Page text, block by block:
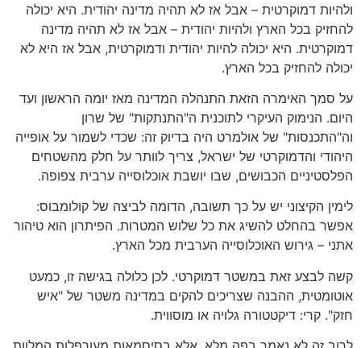
ולהיות דמוקרטית – אבל אז לא תהיה מדינה יהודית. היא יכולה
להחזיק בכל הארץ ולהיות יהודית – אבל אז לא תהיה מדינה
דמוקרטית. היא יכולה להיות יהודית ודמוקרטית, אבל אז היא לא
יכולה להחזיק בכל הארץ.
על סמך האימרה הזאת התנהלה המדינה מאז יומה הראשון ועד
היום. הנימוק העיקרי לתוכנית ה"התנתקות" של שרון
וה"התכנסות" של אולמרט היה בדיוק זה: שכדי לשמור על אופייה
היהודי והדמוקרטי של ישראל, צריך לוותר על חלק מהשטחים
הפלסטיניים הכבושים, שבו יושבת אוכלוסייה ערבית צפופה.
לימין הקיצוני יש על כך תשובה, הדומה לביצה של קולומבוס:
אפשר בהחלט להשיג את כל שלוש המטרות. הפיתרון הוא טיהור
אתני – גירוש האוכלוסייה הערבית מכל הארץ.
קשה לבצע זאת במשטר דמוקרטי. לכן כלולה בגישה זו, כמעט
אוטומטית, ההבנה שצריכים להקים במדינה משטר של "איש
חזק". קרי: דיקטטורה גלויה או מוסווית.